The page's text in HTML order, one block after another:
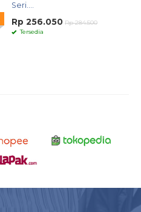
Seri....
Rp 256.050 Rp 284.500
Tersedia